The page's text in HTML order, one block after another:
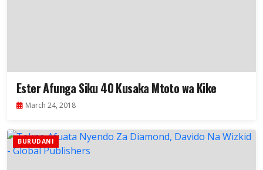
Ester Afunga Siku 40 Kusaka Mtoto wa Kike
March 24, 2018
BURUDANI